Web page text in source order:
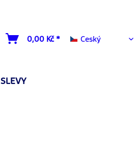
0,00 Kč * Ceský
Ceský
SLEVY